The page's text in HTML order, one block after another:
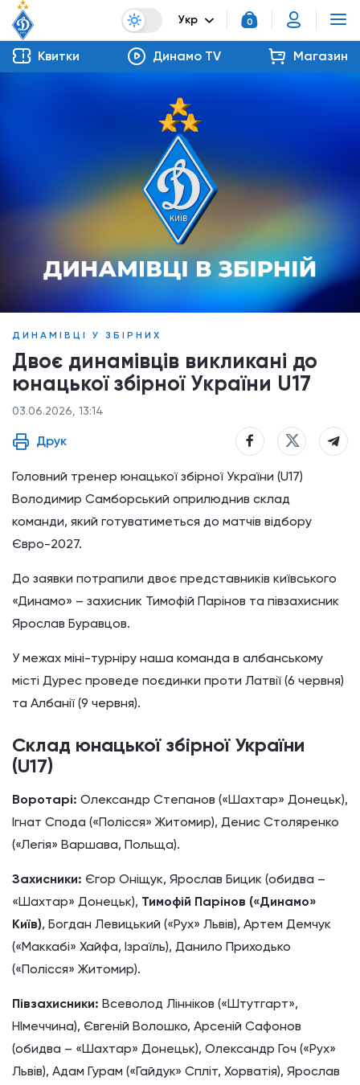
Укр 0
Квитки Динамо TV Магазин
ДИНАМІВЦІ У ЗБІРНИХ
Двоє динамівців викликані до
юнацької збірної України U17
03.06.2026, 13:14
Друк
Головний тренер юнацької збірної України (U17)
Володимир Самборський оприлюднив склад
команди, який готуватиметься до матчів відбору
Євро-2027.
До заявки потрапили двоє представників київського
«Динамо» – захисник Тимофій Парінов та півзахисник
Ярослав Буравцов.
У межах міні-турніру наша команда в албанському
місті Дурес проведе поєдинки проти Латвії (6 червня)
та Албанії (9 червня).
Склад юнацької збірної України
(U17)
Воротарі: Олександр Степанов («Шахтар» Донецьк),
Ігнат Спода («Полісся» Житомир), Денис Столяренко
(«Легія» Варшава, Польща).
Захисники: Єгор Оніщук, Ярослав Бицик (обидва –
«Шахтар» Донецьк), Тимофій Парінов («Динамо»
Київ), Богдан Левицький («Рух» Львів), Артем Демчук
(«Маккабі» Хайфа, Ізраїль), Данило Приходько
(«Полісся» Житомир).
Півзахисники: Всеволод Лінніков («Штутгарт»,
НІмеччина), Євгеній Волошко, Арсеній Сафонов
(обидва – «Шахтар» Донецьк), Олександр Гоч («Рух»
Львів), Адам Гурам («Гайдук» Спліт, Хорватія), Ярослав